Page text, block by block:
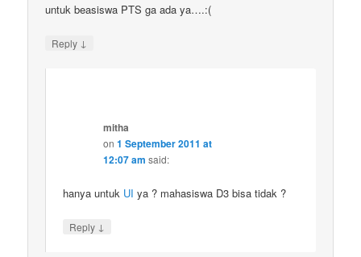
untuk beasiswa PTS ga ada ya….:(
Reply ↓
mitha
on1 September 2011 at
12:07 am said:
hanya untuk UI ya ? mahasiswa D3 bisa tidak ?
Reply ↓